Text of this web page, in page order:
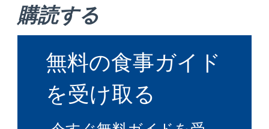
購読する
無料の食事ガイド
を受け取る